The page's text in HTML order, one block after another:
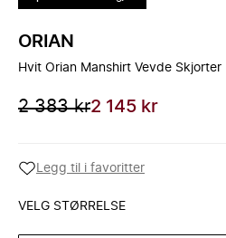
ORIAN
Hvit Orian Manshirt Vevde Skjorter
2 383 kr2 145 kr
Legg til i favoritter
VELG STØRRELSE